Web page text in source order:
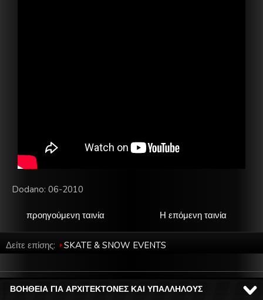
Dodano: 06-2010
Η επόμενη ταινία
προηγούμενη ταινία
Δείτε επίσης: SKATE & SNOW EVENTS
ΒΟΗΘΕΙΑ ΓΙΑ ΑΡΧΙΤΕΚΤΟΝΕΣ ΚΑΙ ΥΠΑΛΛΗΛΟΥΣ